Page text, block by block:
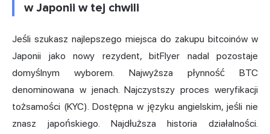
w Japonii w tej chwili
Jeśli szukasz najlepszego miejsca do zakupu bitcoinów w
Japonii jako nowy rezydent, bitFlyer nadal pozostaje
domyślnym wyborem. Najwyższa płynność BTC
denominowana w jenach. Najczystszy proces weryfikacji
tożsamości (KYC). Dostępna w języku angielskim, jeśli nie
znasz japońskiego. Najdłuższa historia działalności.